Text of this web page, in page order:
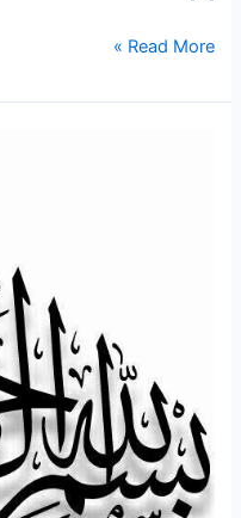
Read More »
دهیم